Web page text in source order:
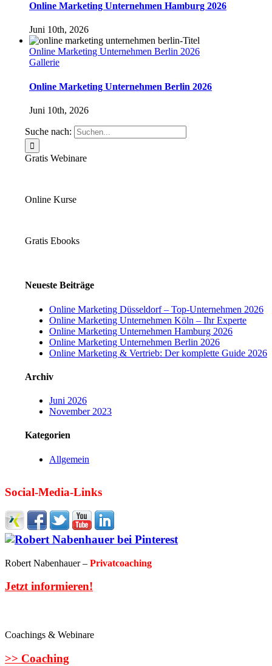
Online Marketing Unternehmen Hamburg 2026
Juni 10th, 2026
Online Marketing Unternehmen Berlin 2026
Gallerie
Online Marketing Unternehmen Berlin 2026
Juni 10th, 2026
Suche nach:
Gratis Webinare
Online Kurse
Gratis Ebooks
Neueste Beiträge
Online Marketing Düsseldorf – Top-Unternehmen 2026
Online Marketing Unternehmen Köln – Ihr Experte
Online Marketing Unternehmen Hamburg 2026
Online Marketing Unternehmen Berlin 2026
Online Marketing & Vertrieb: Der komplette Guide 2026
Archiv
Juni 2026
November 2023
Kategorien
Allgemein
Social-Media-Links
Robert Nabenhauer – Privatcoaching
Jetzt informieren!
Coachings & Webinare
>> Coaching